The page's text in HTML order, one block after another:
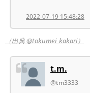
2022-07-19 15:48:28
（出典 @tokumei_kakari）
t.m.
@tm3333